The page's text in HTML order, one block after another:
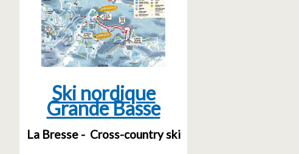
Ski nordique
Grande Basse
La Bresse Cross-country ski